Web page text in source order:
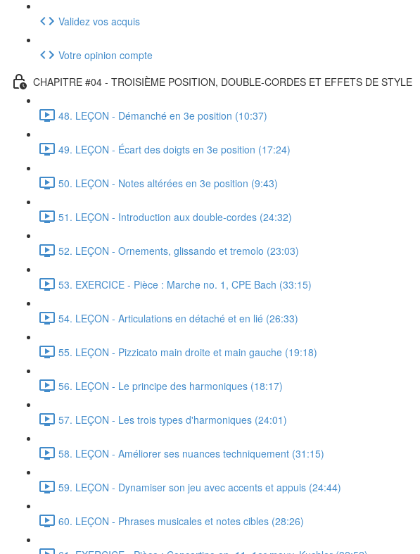
Validez vos acquis
Votre opinion compte
CHAPITRE #04 - TROISIÈME POSITION, DOUBLE-CORDES ET EFFETS DE STYLE
48. LEÇON - Démanché en 3e position (10:37)
49. LEÇON - Écart des doigts en 3e position (17:24)
50. LEÇON - Notes altérées en 3e position (9:43)
51. LEÇON - Introduction aux double-cordes (24:32)
52. LEÇON - Ornements, glissando et tremolo (23:03)
53. EXERCICE - Pièce : Marche no. 1, CPE Bach (33:15)
54. LEÇON - Articulations en détaché et en lié (26:33)
55. LEÇON - Pizzicato main droite et main gauche (19:18)
56. LEÇON - Le principe des harmoniques (18:17)
57. LEÇON - Les trois types d'harmoniques (24:01)
58. LEÇON - Améliorer ses nuances techniquement (31:15)
59. LEÇON - Dynamiser son jeu avec accents et appuis (24:44)
60. LEÇON - Phrases musicales et notes cibles (28:26)